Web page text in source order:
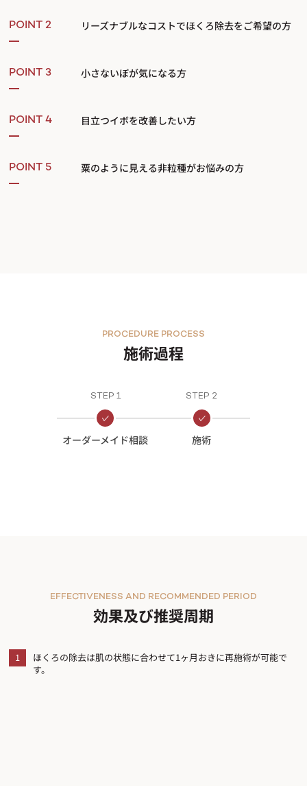
POINT 2 リーズナブルなコストでほくろ除去をご希望の方
POINT 3 小さないぼが気になる方
POINT 4 目立つイボを改善したい方
POINT 5 粟のように見える非粒種がお悩みの方
施術過程
PROCEDURE PROCESS
STEP 1
オーダーメイド相談
STEP 2
施術
効果及び推奨周期
EFFECTIVENESS AND RECOMMENDED PERIOD
1
ほくろの除去は肌の状態に合わせて1ヶ月おきに再施術が可能で
す。